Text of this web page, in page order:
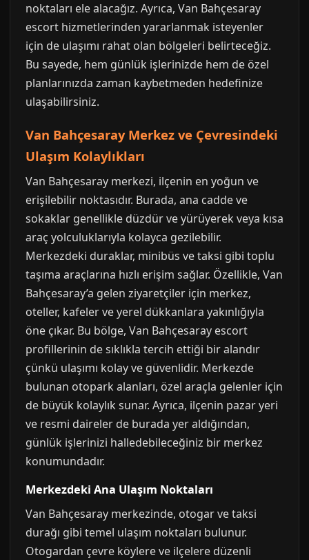
noktaları ele alacağız. Ayrıca, Van Bahçesaray
escort hizmetlerinden yararlanmak isteyenler
için de ulaşımı rahat olan bölgeleri belirteceğiz.
Bu sayede, hem günlük işlerinizde hem de özel
planlarınızda zaman kaybetmeden hedefinize
ulaşabilirsiniz.
Van Bahçesaray Merkez ve Çevresindeki
Ulaşım Kolaylıkları
Van Bahçesaray merkezi, ilçenin en yoğun ve
erişilebilir noktasıdır. Burada, ana cadde ve
sokaklar genellikle düzdür ve yürüyerek veya kısa
araç yolculuklarıyla kolayca gezilebilir.
Merkezdeki duraklar, minibüs ve taksi gibi toplu
taşıma araçlarına hızlı erişim sağlar. Özellikle, Van
Bahçesaray’a gelen ziyaretçiler için merkez,
oteller, kafeler ve yerel dükkanlara yakınlığıyla
öne çıkar. Bu bölge, Van Bahçesaray escort
profillerinin de sıklıkla tercih ettiği bir alandır
çünkü ulaşımı kolay ve güvenlidir. Merkezde
bulunan otopark alanları, özel araçla gelenler için
de büyük kolaylık sunar. Ayrıca, ilçenin pazar yeri
ve resmi daireler de burada yer aldığından,
günlük işlerinizi halledebileceğiniz bir merkez
konumundadır.
Merkezdeki Ana Ulaşım Noktaları
Van Bahçesaray merkezinde, otogar ve taksi
durağı gibi temel ulaşım noktaları bulunur.
Otogardan çevre köylere ve ilçelere düzenli